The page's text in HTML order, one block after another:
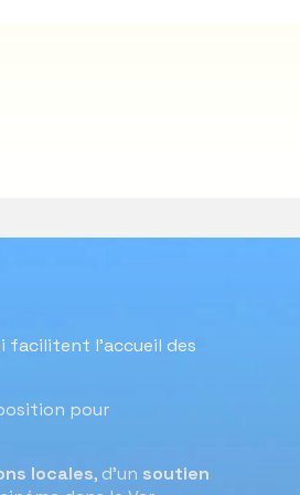
DÉCORS PRESTATAIRES
facilitent l’accueil des
pour
locales, d’un soutien